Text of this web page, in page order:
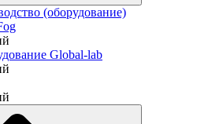
(оборудование)
Global-lab